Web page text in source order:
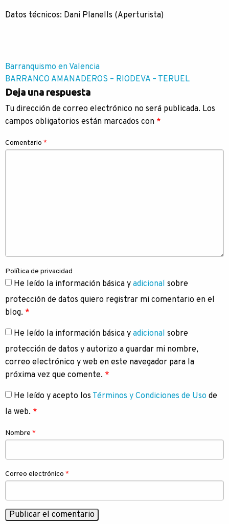
Datos técnicos: Dani Planells (Aperturista)
Navegación
de
entradas
Barranquismo en Valencia
BARRANCO AMANADEROS – RIODEVA – TERUEL
Deja una respuesta
Tu dirección de correo electrónico no será publicada. Los
campos obligatorios están marcados con *
Comentario *
Política de privacidad
He leído la información básica y adicional sobre
protección de datos quiero registrar mi comentario en el
blog. *
He leído la información básica y adicional sobre
protección de datos y autorizo a guardar mi nombre,
correo electrónico y web en este navegador para la
próxima vez que comente. *
He leído y acepto los Términos y Condiciones de Uso de
la web. *
Nombre *
Correo electrónico *